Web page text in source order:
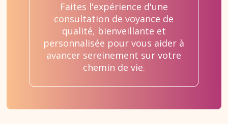
Faites l'expérience d'une
consultation de voyance de
qualité, bienveillante et
personnalisée pour vous aider à
avancer sereinement sur votre
chemin de vie.